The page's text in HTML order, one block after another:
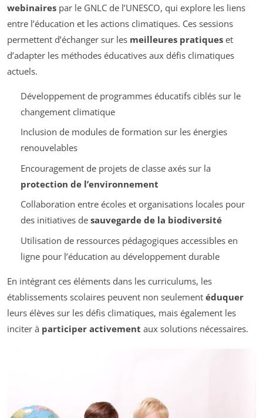
webinaires par le GNLC de l’UNESCO, qui explore les liens
entre l’éducation et les actions climatiques. Ces sessions
permettent d’échanger sur les meilleures pratiques et
d’adapter les méthodes éducatives aux défis climatiques
actuels.
Développement de programmes éducatifs ciblés sur le
changement climatique
Inclusion de modules de formation sur les énergies
renouvelables
Encouragement de projets de classe axés sur la
protection de l’environnement
Collaboration entre écoles et organisations locales pour
des initiatives de sauvegarde de la biodiversité
Utilisation de ressources pédagogiques accessibles en
ligne pour l’éducation au développement durable
En intégrant ces éléments dans les curriculums, les
établissements scolaires peuvent non seulement éduquer
leurs élèves sur les défis climatiques, mais également les
inciter à participer activement aux solutions nécessaires.